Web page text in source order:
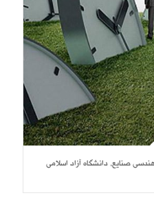
صنایع، دانشگاه آزاد اسلامی